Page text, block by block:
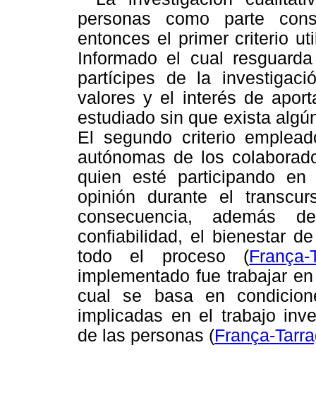
personas como parte
entonces el primer criterio
Informado el cual
partícipes de la
valores y el interés de
estudiado sin que exista
El segundo criterio
autónomas de los
quien esté participando
opinión durante el
consecuencia, además
confiabilidad, el bienestar
todo el proceso (França-
implementado fue trabajar
cual se basa en
implicadas en el trabajo
de las personas (França-